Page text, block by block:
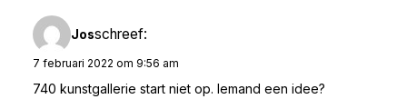
navigatie
Josschreef:
7 februari 2022 om 9:56 am
740 kunstgallerie start niet op. Iemand een idee?